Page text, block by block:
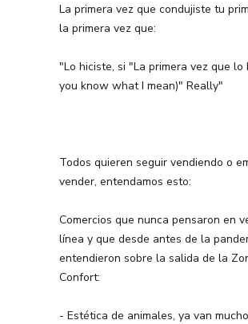
La primera vez que condujiste tu
la primera vez que:
"Lo hiciste, si "La primera vez que lo
you know what I mean)" Really"
Todos quieren seguir vendiendo o
vender, entendamos esto:
Comercios que nunca pensaron en
línea y que desde antes de la
entendieron sobre la salida de la
Confort:
- Estética de animales, ya van